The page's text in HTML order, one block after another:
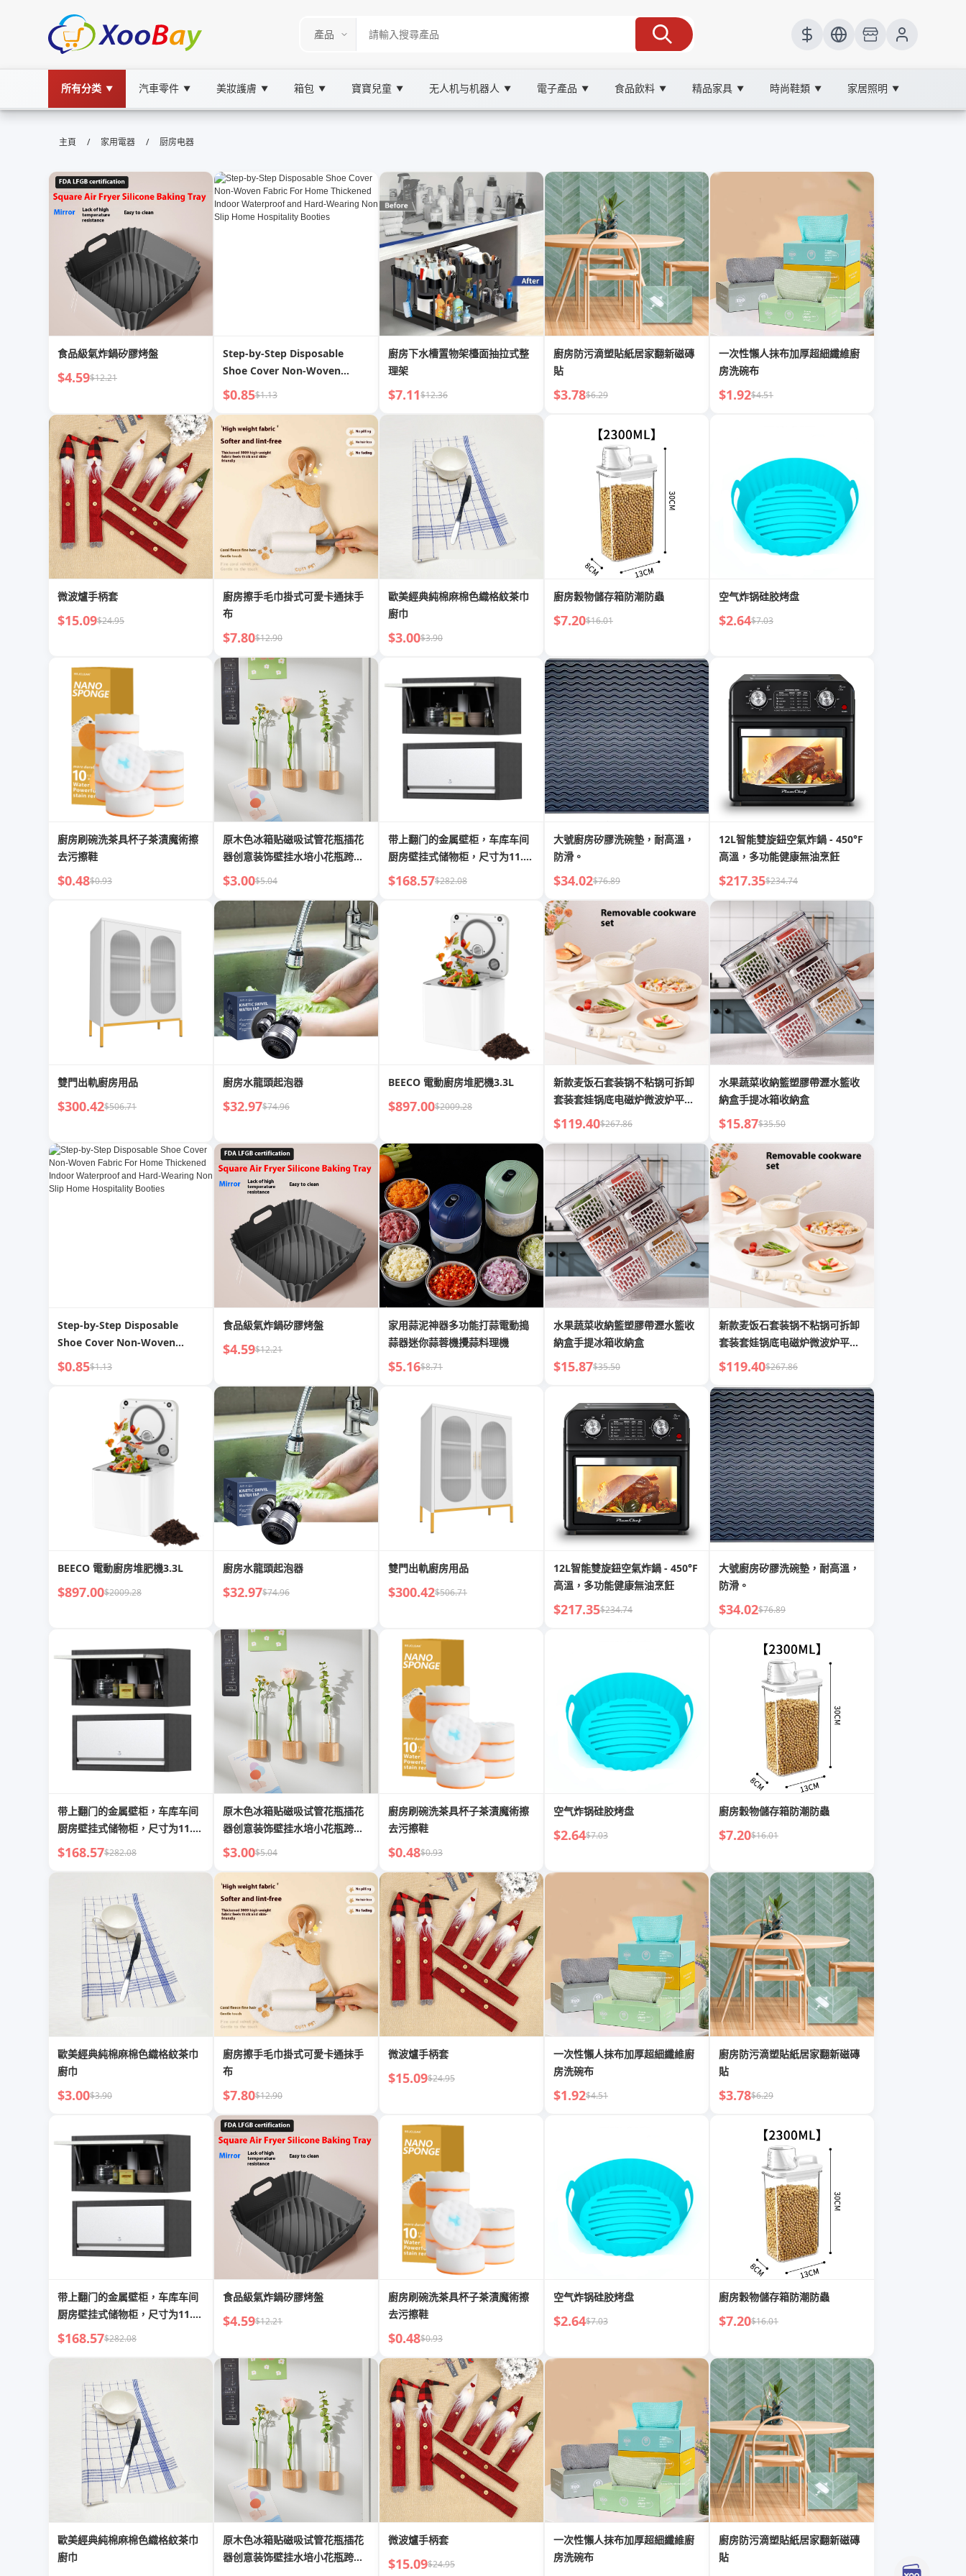
所有分类 ▼ 汽車零件 ▼ 美妝護膚 ▼ 箱包 ▼ 寶寶兒童 ▼ 无人机与机器人 ▼ 電子產品 ▼ 食品飲料 ▼ 精品家具 ▼ 時尚鞋類 ▼ 家居照明 ▼
厨房电器 | XOOBAY B2B/B2C Marketplace
最新廚房電器選購要點及評測節能高效更省錢
主頁 / 家用電器 / 厨房电器
食品級氣炸鍋矽膠烤盤
$4.59$12.21
Step-by-Step Disposable
Shoe Cover Non-Woven
Fabric For Home Thickened
Indoor Waterproof and Hard-
Wearing Non Slip Home
Hospitality Booties
$0.85$1.13
廚房下水槽置物架檯面抽拉式整
理架
$7.11$12.36
廚房防污滴塑貼紙居家翻新磁磚
貼
$3.78$6.29
一次性懶人抹布加厚超細纖維廚
房洗碗布
$1.92$4.51
微波爐手柄套
$15.09$24.95
廚房擦手毛巾掛式可愛卡通抹手
布
$7.80$12.90
歐美經典純棉麻棉色織格紋茶巾
廚巾
$3.00$3.90
廚房穀物儲存箱防潮防蟲
$7.20$16.01
空气炸锅硅胶烤盘
$2.64$7.03
廚房刷碗洗茶具杯子茶漬魔術擦
去污擦鞋
$0.48$0.93
原木色冰箱贴磁吸试管花瓶插花
器创意装饰壁挂水培小花瓶跨境
爆品
$3.00$5.04
带上翻门的金属壁柜，车库车间
厨房壁挂式储物柜，尺寸为11.81
英寸深x 26英寸宽x 13.78英寸
$168.57$282.08
大號廚房矽膠洗碗墊，耐高溫，
防滑。
$34.02$76.89
12L智能雙旋鈕空氣炸鍋 - 450°F
高溫，多功能健康無油烹飪
$217.35$234.74
雙門出軌廚房用品
$300.42$506.71
廚房水龍頭起泡器
$32.97$74.96
BEECO 電動廚房堆肥機3.3L
$897.00$2009.28
新款麦饭石套装锅不粘锅可拆卸
套装套娃锅底电磁炉微波炉平底
锅
$119.40$267.86
水果蔬菜收納籃塑膠帶瀝水籃收
納盒手提冰箱收納盒
$15.87$35.50
Step-by-Step Disposable
Shoe Cover Non-Woven
Fabric For Home Thickened
Indoor Waterproof and Hard-
Hospitality Booties
$0.85$1.13
食品級氣炸鍋矽膠烤盤
$4.59$12.21
家用蒜泥神器多功能打蒜電動搗
蒜器迷你蒜蓉機攪蒜料理機
$5.16$8.71
水果蔬菜收納籃塑膠帶瀝水籃收
納盒手提冰箱收納盒
$15.87$35.50
新款麦饭石套装锅不粘锅可拆卸
套装套娃锅底电磁炉微波炉平底
锅
$119.40$267.86
BEECO 電動廚房堆肥機3.3L
$897.00$2009.28
廚房水龍頭起泡器
$32.97$74.96
雙門出軌廚房用品
$300.42$506.71
12L智能雙旋鈕空氣炸鍋 - 450°F
高溫，多功能健康無油烹飪
$217.35$234.74
大號廚房矽膠洗碗墊，耐高溫，
防滑。
$34.02$76.89
带上翻门的金属壁柜，车库车间
厨房壁挂式储物柜，尺寸为11.81
英寸深x 26英寸宽x 13.78英寸
$168.57$282.08
原木色冰箱贴磁吸试管花瓶插花
器创意装饰壁挂水培小花瓶跨境
爆品
$3.00$5.04
廚房刷碗洗茶具杯子茶漬魔術擦
去污擦鞋
$0.48$0.93
空气炸锅硅胶烤盘
$2.64$7.03
廚房穀物儲存箱防潮防蟲
$7.20$16.01
歐美經典純棉麻棉色織格紋茶巾
廚巾
$3.00$3.90
廚房擦手毛巾掛式可愛卡通抹手
布
$7.80$12.90
微波爐手柄套
$15.09$24.95
一次性懶人抹布加厚超細纖維廚
房洗碗布
$1.92$4.51
廚房防污滴塑貼紙居家翻新磁磚
貼
$3.78$6.29
带上翻门的金属壁柜，车库车间
厨房壁挂式储物柜，尺寸为11.81
英寸深x 26英寸宽x 13.78英寸
$168.57$282.08
食品級氣炸鍋矽膠烤盤
$4.59$12.21
廚房刷碗洗茶具杯子茶漬魔術擦
去污擦鞋
$0.48$0.93
空气炸锅硅胶烤盘
$2.64$7.03
廚房穀物儲存箱防潮防蟲
$7.20$16.01
歐美經典純棉麻棉色織格紋茶巾
廚巾
原木色冰箱贴磁吸试管花瓶插花
器创意装饰壁挂水培小花瓶跨境
微波爐手柄套
$15.09$24.95
一次性懶人抹布加厚超細纖維廚
房洗碗布
廚房防污滴塑貼紙居家翻新磁磚
貼